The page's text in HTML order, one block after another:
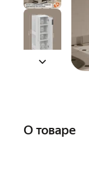
О товаре